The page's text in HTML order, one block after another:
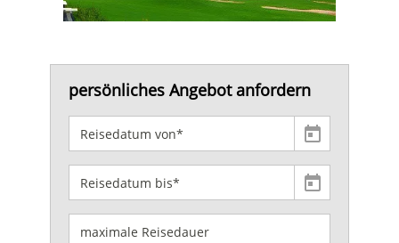
persönliches Angebot anfordern